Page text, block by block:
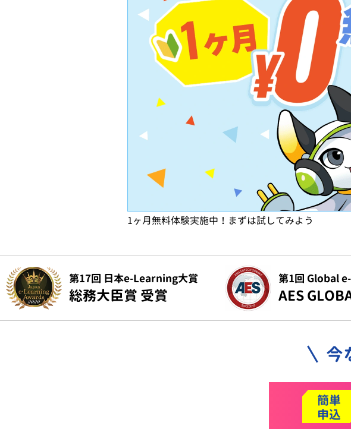
1ヶ月無料体験実施中！まずは試してみよう
第17回 日本e-Learning大賞
総務大臣賞 受賞
第1回 Global
AES
今
簡単
申込